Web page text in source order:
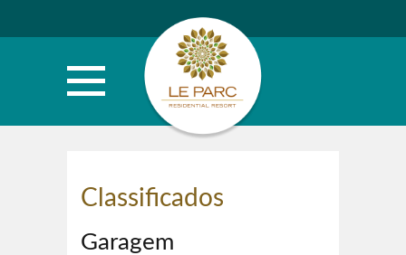
Classificados
Garagem